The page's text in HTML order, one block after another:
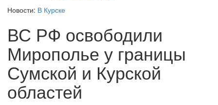
Новости: В Курске
ВС РФ освободили
Мирополье у границы
Сумской и Курской
областей